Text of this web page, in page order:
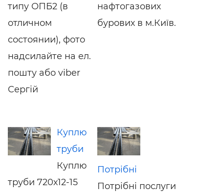
типу ОПБ2 (в
отличном
состоянии), фото
надсилайте на ел.
пошту або viber
Сергій
нафтогазових
бурових в м.Київ.
Куплю
труби
Куплю
труби 720х12-15
Потрібні
Потрібні послуги